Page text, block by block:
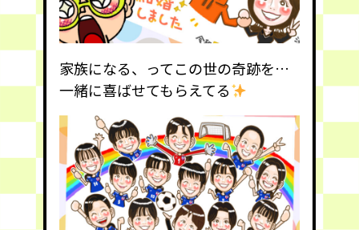
家族になる、ってこの世の奇跡を…
一緒に喜ばせてもらえてる